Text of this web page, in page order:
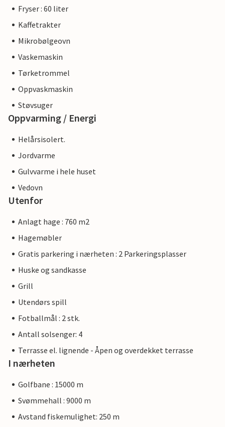
Fryser : 60 liter
Kaffetrakter
Mikrobølgeovn
Vaskemaskin
Tørketrommel
Oppvaskmaskin
Støvsuger
Oppvarming / Energi
Helårsisolert.
Jordvarme
Gulvvarme i hele huset
Vedovn
Utenfor
Anlagt hage : 760 m2
Hagemøbler
Gratis parkering i nærheten : 2 Parkeringsplasser
Huske og sandkasse
Grill
Utendørs spill
Fotballmål : 2 stk.
Antall solsenger: 4
Terrasse el. lignende - Åpen og overdekket terrasse
I nærheten
Golfbane : 15000 m
Svømmehall : 9000 m
Avstand fiskemulighet: 250 m